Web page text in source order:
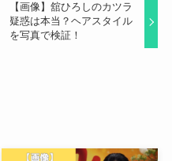
【画像】舘ひろしのカツラ
疑惑は本当？ヘアスタイル
を写真で検証！